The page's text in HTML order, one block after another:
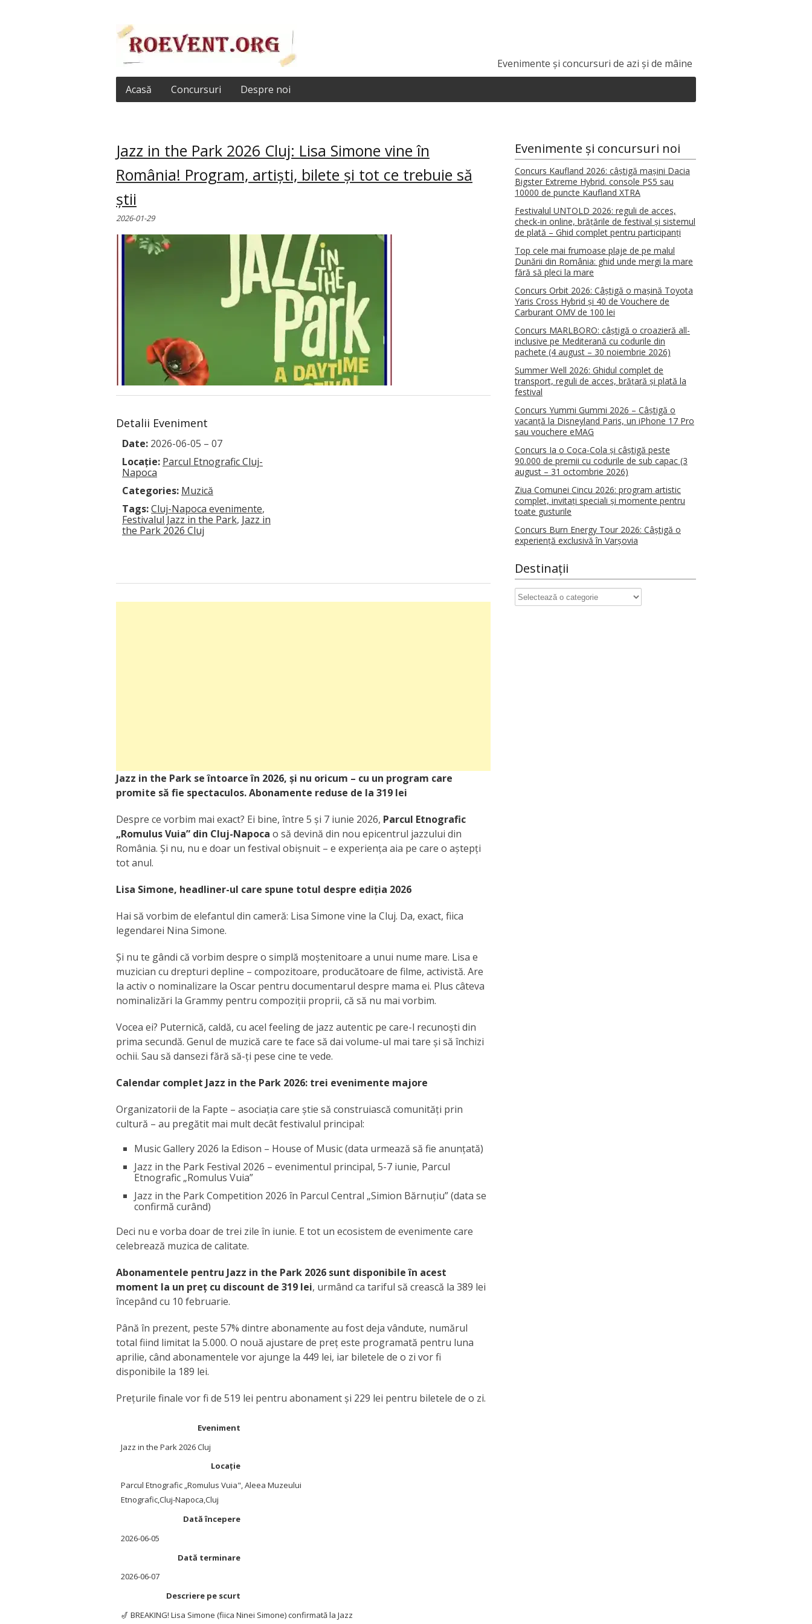
Evenimente și concursuri de azi și de mâine
Acasă
Concursuri Despre noi
Jazz in the Park 2026 Cluj: Lisa Simone vine în
România! Program, artiști, bilete și tot ce trebuie să
știi
2026-01-29
Detalii Eveniment
Date: 2026-06-05 – 07
Locație: Parcul Etnografic Cluj-
Napoca
Categories: Muzică
Tags:Cluj-Napoca evenimente,
Festivalul Jazz in the Park, Jazz in
the Park 2026 Cluj
Jazz in the Park se întoarce în 2026, și nu oricum – cu un program care
promite să fie spectaculos. Abonamente reduse de la 319 lei
Despre ce vorbim mai exact? Ei bine, între 5 și 7 iunie 2026, Parcul Etnografic
„Romulus Vuia” din Cluj-Napoca o să devină din nou epicentrul jazzului din
România. Și nu, nu e doar un festival obișnuit – e experiența aia pe care o aștepți
tot anul.
Lisa Simone, headliner-ul care spune totul despre ediția 2026
Hai să vorbim de elefantul din cameră: Lisa Simone vine la Cluj. Da, exact, fiica
legendarei Nina Simone.
Și nu te gândi că vorbim despre o simplă moștenitoare a unui nume mare. Lisa e
muzician cu drepturi depline – compozitoare, producătoare de filme, activistă. Are
la activ o nominalizare la Oscar pentru documentarul despre mama ei. Plus câteva
nominalizări la Grammy pentru compoziții proprii, că să nu mai vorbim.
Vocea ei? Puternică, caldă, cu acel feeling de jazz autentic pe care-l recunoști din
prima secundă. Genul de muzică care te face să dai volume-ul mai tare și să închizi
ochii. Sau să dansezi fără să-ți pese cine te vede.
Calendar complet Jazz in the Park 2026: trei evenimente majore
Organizatorii de la Fapte – asociația care știe să construiască comunități prin
cultură – au pregătit mai mult decât festivalul principal:
Music Gallery 2026 la Edison – House of Music (data urmează să fie anunțată)
Jazz in the Park Festival 2026 – evenimentul principal, 5-7 iunie, Parcul
Etnografic „Romulus Vuia”
Jazz in the Park Competition 2026 în Parcul Central „Simion Bărnuțiu” (data se
confirmă curând)
Deci nu e vorba doar de trei zile în iunie. E tot un ecosistem de evenimente care
celebrează muzica de calitate.
Abonamentele pentru Jazz in the Park 2026 sunt disponibile în acest
moment la un preț cu discount de 319 lei, urmând ca tariful să crească la 389 lei
începând cu 10 februarie.
Până în prezent, peste 57% dintre abonamente au fost deja vândute, numărul
total fiind limitat la 5.000. O nouă ajustare de preț este programată pentru luna
aprilie, când abonamentele vor ajunge la 449 lei, iar biletele de o zi vor fi
disponibile la 189 lei.
Prețurile finale vor fi de 519 lei pentru abonament și 229 lei pentru biletele de o zi.
Eveniment
Jazz in the Park 2026 Cluj
Locație
Parcul Etnografic „Romulus Vuia",Aleea Muzeului
Etnografic,Cluj-Napoca,Cluj
Dată începere
2026-06-05
Dată terminare
2026-06-07
Descriere pe scurt
🎷 BREAKING! Lisa Simone (fiica Ninei Simone) confirmată la Jazz
Evenimente și concursuri noi
Concurs Kaufland 2026: câștigă mașini Dacia
Bigster Extreme Hybrid. console PS5 sau
10000 de puncte Kaufland XTRA
Festivalul UNTOLD 2026: reguli de acces,
check-in online, brățările de festival și sistemul
de plată – Ghid complet pentru participanți
Top cele mai frumoase plaje de pe malul
Dunării din România: ghid unde mergi la mare
fără să pleci la mare
Concurs Orbit 2026: Câștigă o mașină Toyota
Yaris Cross Hybrid și 40 de Vouchere de
Carburant OMV de 100 lei
Concurs MARLBORO: câștigă o croazieră all-
inclusive pe Mediterană cu codurile din
pachete (4 august – 30 noiembrie 2026)
Summer Well 2026: Ghidul complet de
transport, reguli de acces, brățară și plată la
festival
Concurs Yummi Gummi 2026 – Câștigă o
vacanță la Disneyland Paris, un iPhone 17 Pro
sau vouchere eMAG
Concurs Ia o Coca-Cola și câștigă peste
90.000 de premii cu codurile de sub capac (3
august – 31 octombrie 2026)
Ziua Comunei Cincu 2026: program artistic
complet, invitați speciali și momente pentru
toate gusturile
Concurs Burn Energy Tour 2026: Câștigă o
experiență exclusivă în Varșovia
Destinații
Destinații